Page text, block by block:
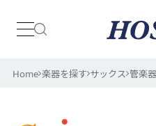
日本
Home 楽器を探す サックス 管楽